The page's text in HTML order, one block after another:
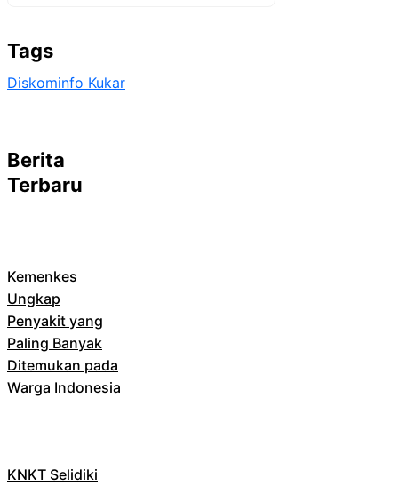
Tags
Diskominfo Kukar
Berita
Terbaru
Kemenkes
Ungkap
Penyakit yang
Paling Banyak
Ditemukan pada
Warga Indonesia
KNKT Selidiki